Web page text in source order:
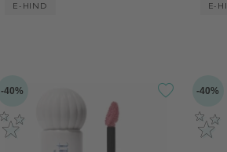
E-HIND E-
-40% -40%